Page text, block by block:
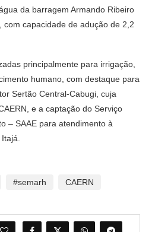
da barragem Armando Ribeiro
com capacidade de adução de 2,2
principalmente para irrigação,
humano, com destaque para
Sertão Central-Cabugi, cuja
e a captação do Serviço
– SAAE para atendimento à
#semarh CAERN